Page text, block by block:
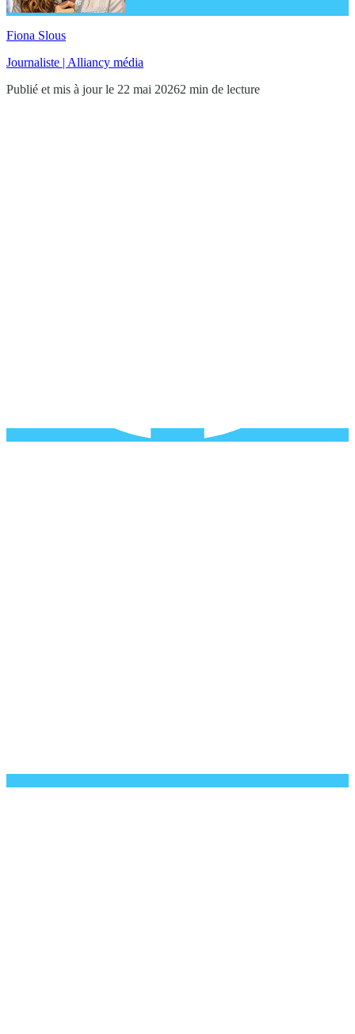
Fiona Slous
Journaliste | Alliancy média
Publié et mis à jour le 22 mai 20262 min de lecture